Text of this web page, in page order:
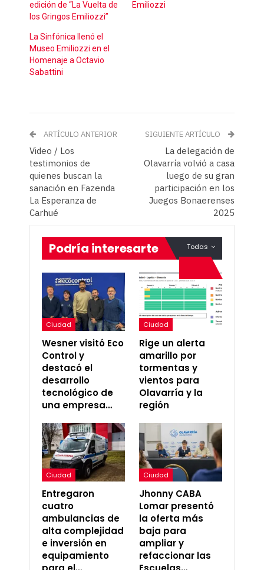
edición de “La Vuelta de
los Gringos Emiliozzi”
Emiliozzi
La Sinfónica llenó el
Museo Emiliozzi en el
Homenaje a Octavio
Sabattini
ARTÍCULO ANTERIOR
Video / Los
testimonios de
quienes buscan la
sanación en Fazenda
La Esperanza de
Carhué
SIGUIENTE ARTÍCULO
La delegación de
Olavarría volvió a casa
luego de su gran
participación en los
Juegos Bonaerenses
2025
Todas
Podría interesarte
Ciudad
Wesner visitó Eco
Control y
destacó el
desarrollo
tecnológico de
una empresa…
Ciudad
Rige un alerta
amarillo por
tormentas y
vientos para
Olavarría y la
región
Ciudad
Entregaron
cuatro
ambulancias de
alta complejidad
e inversión en
equipamiento
Ciudad
Jhonny CABA
Lomar presentó
la oferta más
baja para
ampliar y
refaccionar las